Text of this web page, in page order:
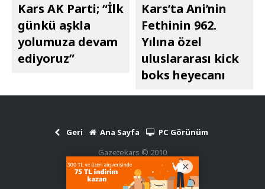
Kars AK Parti; “İlk
günkü aşkla
yolumuza devam
ediyoruz”
Kars’ta Ani’nin
Fethinin 962.
Yılına özel
uluslararası kick
boks heyecanı
Geri Ana Sayfa
PC Görünüm
Gazetekars © 2010
Haber Scripti